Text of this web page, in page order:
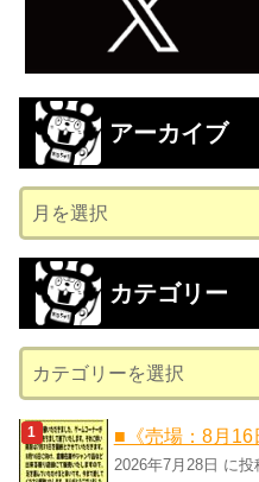
アーカイブ
ー
カ
ブ
カテゴリー
テ
ゴ
リ
■《売場：8月16
2026年7月28日 に投